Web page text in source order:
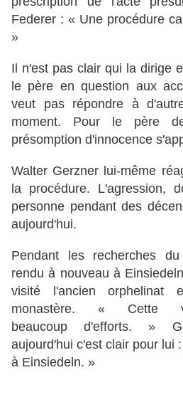
Federer : « Une procédure
»
Il n'est pas clair qui la dirige
le père en question aux
veut pas répondre à
moment. Pour le père
présomption d'innocence
Walter Gerzner lui-même
la procédure. L'agression,
personne pendant des
aujourd'hui.
Pendant les recherches du
rendu à nouveau à
visité l'ancien orphelinat
monastère. « Cette
beaucoupd'efforts. »
aujourd'hui c'est clair pour lui
à Einsiedeln. »